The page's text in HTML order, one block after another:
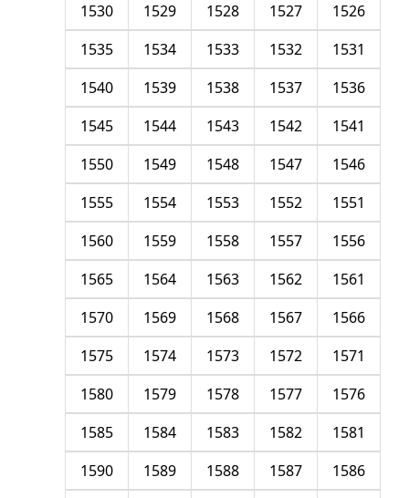
1526
1527
1528
1529
1530
1531
1532
1533
1534
1535
1536
1537
1538
1539
1540
1541
1542
1543
1544
1545
1546
1547
1548
1549
1550
1551
1552
1553
1554
1555
1556
1557
1558
1559
1560
1561
1562
1563
1564
1565
1566
1567
1568
1569
1570
1571
1572
1573
1574
1575
1576
1577
1578
1579
1580
1581
1582
1583
1584
1585
1586
1587
1588
1589
1590